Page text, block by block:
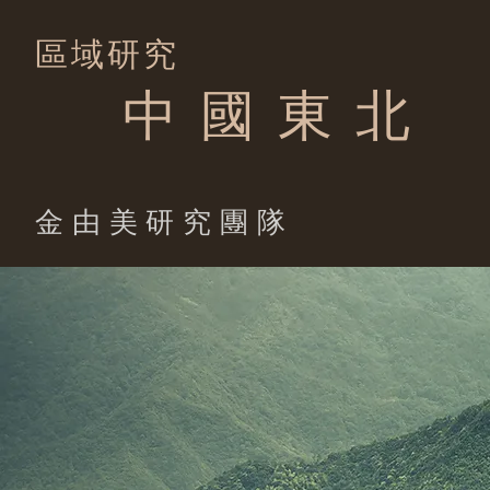
區域研究
中 國 東 北
​金由美研究團隊